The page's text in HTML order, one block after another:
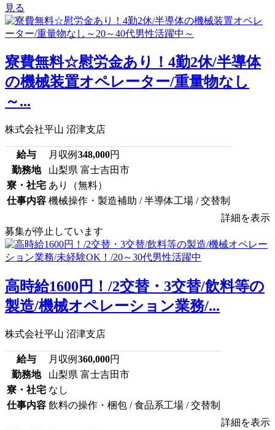
見る
寮費無料☆慰労金あり！4勤2休/半導体
の機械装置オペレーター/重量物なし
～...
株式会社平山 沼津支店
給与 月収例 348,000円
勤務地
山梨県 富士吉田市
寮・社宅 あり（無料）
仕事内容 機械操作・製造補助 / 半導体工場 / 交替制
詳細を表示
募集が停止しています
高時給1600円！/2交替・3交替/飲料等の
製造/機械オペレーション業務/...
株式会社平山 沼津支店
給与 月収例 360,000円
勤務地
山梨県 富士吉田市
寮・社宅 なし
仕事内容 飲料の操作・梱包 / 食品系工場 / 交替制
詳細を表示